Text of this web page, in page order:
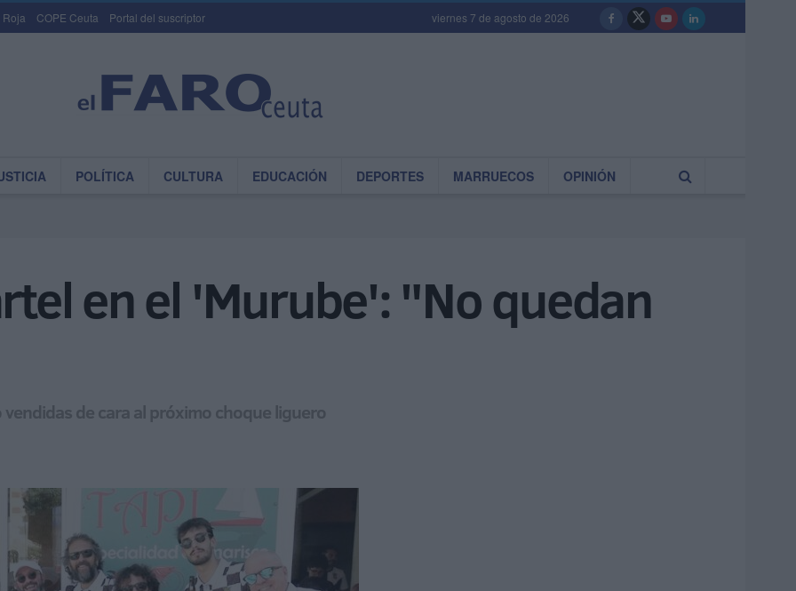
Roja COPE Ceuta Portal del suscriptor viernes 7 de agosto de 2026
POLÍTICA CULTURA EDUCACIÓN DEPORTES MARRUECOS OPINIÓN
en el 'Murube': "No quedan
de cara al próximo choque liguero